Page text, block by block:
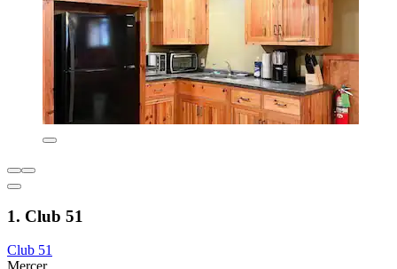
1. Club 51
Club 51